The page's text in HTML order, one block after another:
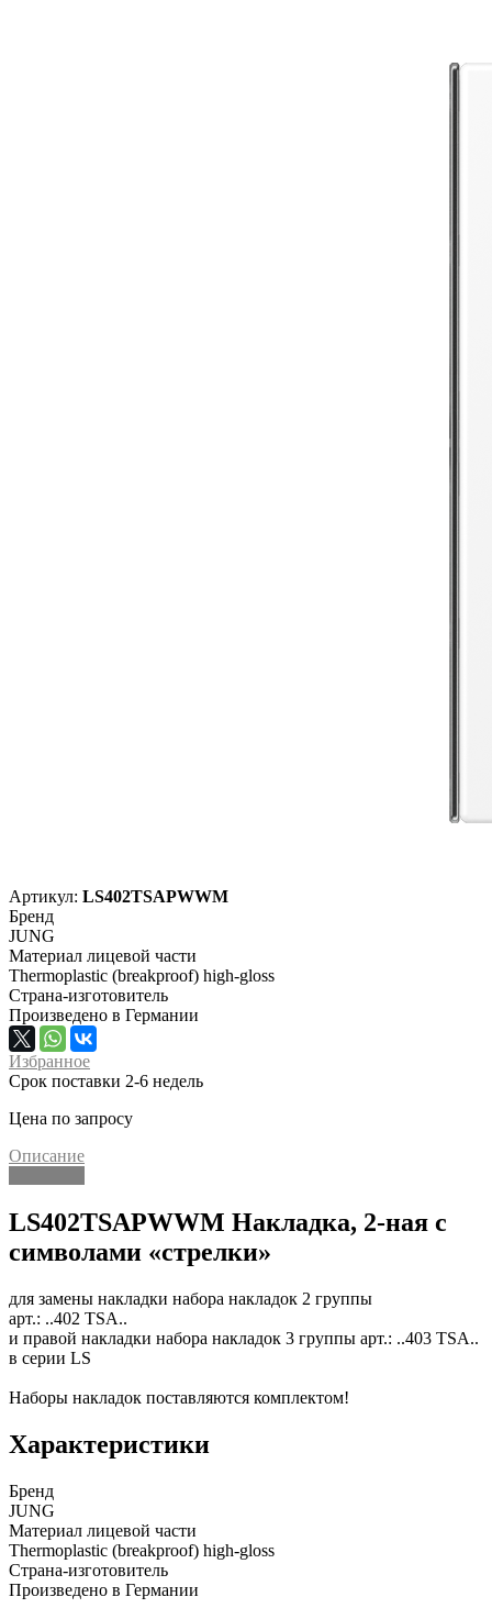
Артикул: LS402TSAPWWM
Бренд
JUNG
Материал лицевой части
Thermoplastic (breakproof) high-gloss
Страна-изготовитель
Произведено в Германии
Избранное
Срок поставки 2-6 недель
Цена по запросу
Описание
LS402TSAPWWM Накладка, 2-ная с
символами «стрелки»
для замены накладки набора накладок 2 группы
арт.: ..402 TSA..
и правой накладки набора накладок 3 группы арт.: ..403 TSA..
в серии LS
Наборы накладок поставляются комплектом!
Характеристики
Бренд
JUNG
Материал лицевой части
Thermoplastic (breakproof) high-gloss
Страна-изготовитель
Произведено в Германии